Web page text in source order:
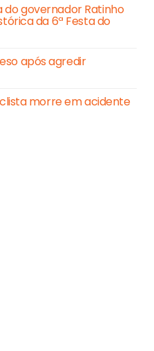
governador Ratinho
da 6ª Festa do
após agredir
morre em acidente